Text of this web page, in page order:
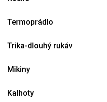
Termoprádlo
Trika-dlouhý rukáv
Mikiny
Kalhoty